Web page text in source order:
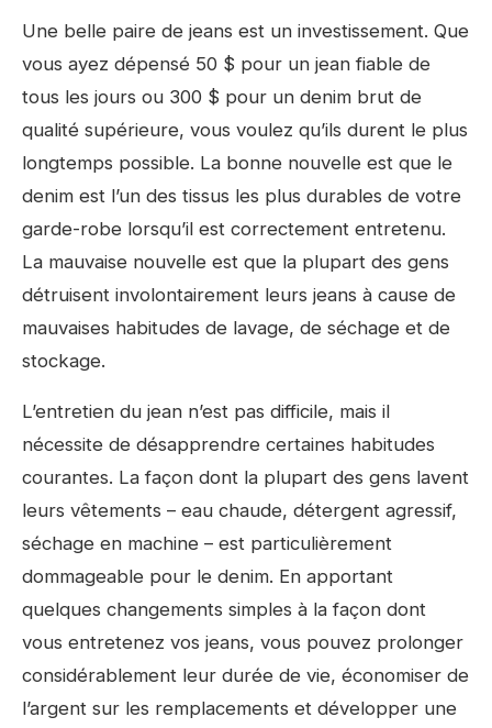
Une belle paire de jeans est un investissement. Que
vous ayez dépensé 50 $ pour un jean fiable de
tous les jours ou 300 $ pour un denim brut de
qualité supérieure, vous voulez qu’ils durent le plus
longtemps possible. La bonne nouvelle est que le
denim est l’un des tissus les plus durables de votre
garde-robe lorsqu’il est correctement entretenu.
La mauvaise nouvelle est que la plupart des gens
détruisent involontairement leurs jeans à cause de
mauvaises habitudes de lavage, de séchage et de
stockage.
L’entretien du jean n’est pas difficile, mais il
nécessite de désapprendre certaines habitudes
courantes. La façon dont la plupart des gens lavent
leurs vêtements – eau chaude, détergent agressif,
séchage en machine – est particulièrement
dommageable pour le denim. En apportant
quelques changements simples à la façon dont
vous entretenez vos jeans, vous pouvez prolonger
considérablement leur durée de vie, économiser de
l’argent sur les remplacements et développer une